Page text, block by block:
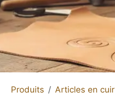
Produits Articles en cuir